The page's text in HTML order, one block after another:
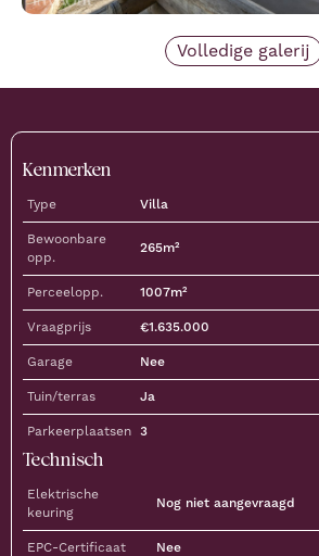
Volledige galerij
Kenmerken
Type Villa
Bewoonbare
opp.
265m²
Perceelopp. 1007m²
Vraagprijs €1.635.000
Garage Nee
Tuin/terras Ja
Parkeerplaatsen 3
Technisch
Elektrische
keuring
Nog niet aangevraagd
EPC-Certificaat Nee